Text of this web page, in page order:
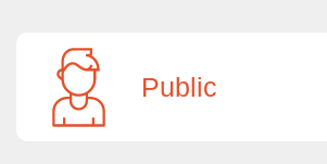
Public